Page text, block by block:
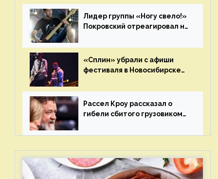
Лидер группы «Ногу свело!»
Покровский отреагировал на
«Сплин» убрали с афиши
фестиваля в Новосибирске
отцов»
Рассел Кроу рассказал о
гибели сбитого грузовиком